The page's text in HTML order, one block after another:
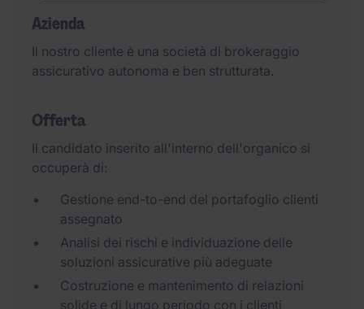
Azienda
Il nostro cliente è una società di brokeraggio
assicurativo autonoma e ben strutturata.
Offerta
Il candidato inserito all'interno dell'organico si
occuperà di:
Gestione end-to-end del portafoglio clienti
assegnato
Analisi dei rischi e individuazione delle
soluzioni assicurative più adeguate
Costruzione e mantenimento di relazioni
solide e di lungo periodo con i clienti